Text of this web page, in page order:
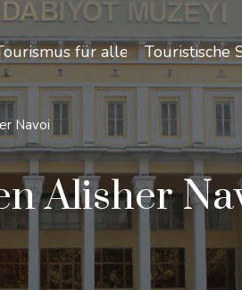
für alle Touristische
Navoi
Alisher